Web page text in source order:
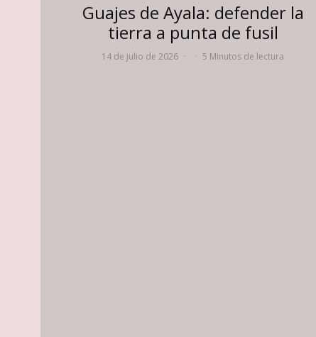
Guajes de Ayala: defender la
tierra a punta de fusil
14 de julio de 2026 · · 5 Minutos de lectura